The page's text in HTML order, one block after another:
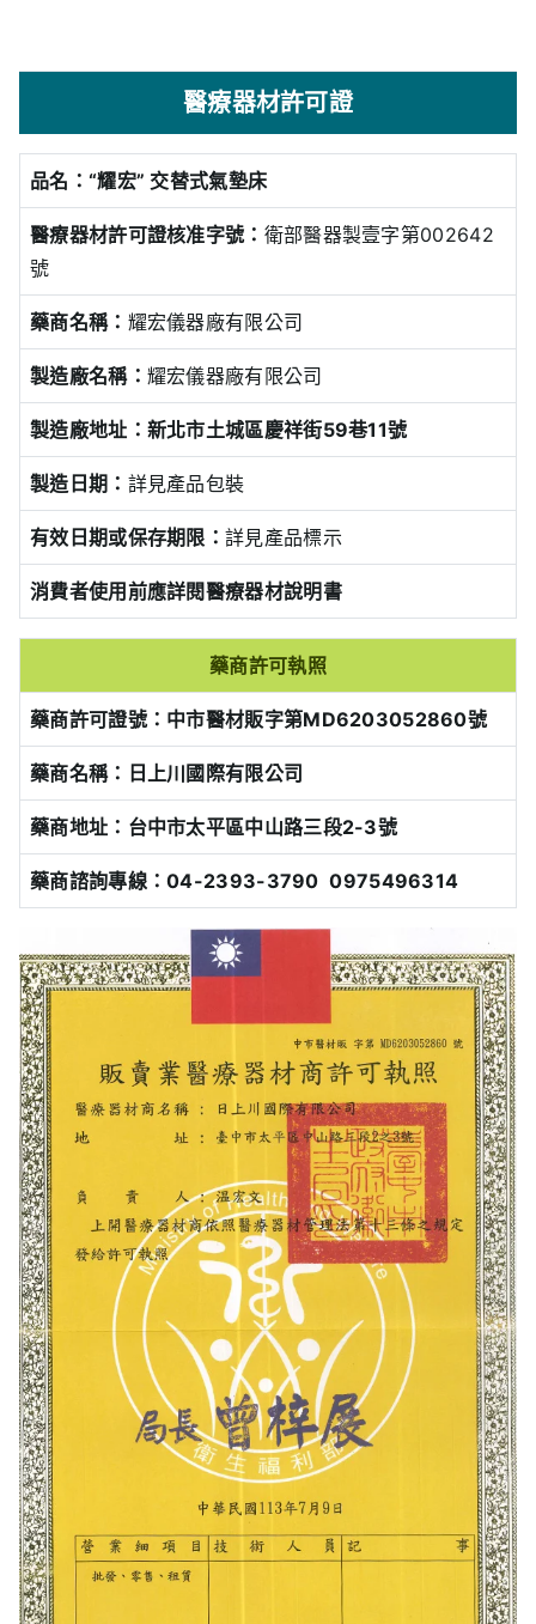
醫療器材許可證
品名：“耀宏” 交替式氣墊床
醫療器材許可證核准字號： 衛部醫器製壹字第002642
號
藥商名稱： 耀宏儀器廠有限公司
製造廠名稱： 耀宏儀器廠有限公司
製造廠地址：新北市土城區慶祥街59巷11號
製造日期： 詳見產品包裝
有效日期或保存期限： 詳見產品標示
消費者使用前應詳閱醫療器材說明書
藥商許可執照
藥商許可證號：中市醫材販字第MD6203052860號
藥商名稱：日上川國際有限公司
藥商地址：台中市太平區中山路三段2-3號
藥商諮詢專線：04-2393-3790 0975496314